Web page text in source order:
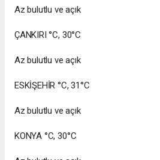
Az bulutlu ve açık
ÇANKIRI °C, 30°C
Az bulutlu ve açık
ESKİŞEHİR °C, 31°C
Az bulutlu ve açık
KONYA °C, 30°C